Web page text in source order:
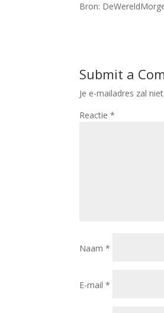
Bron:
Submit a
Je e-mailadres zal
Reactie*
Naam*
E-mail*